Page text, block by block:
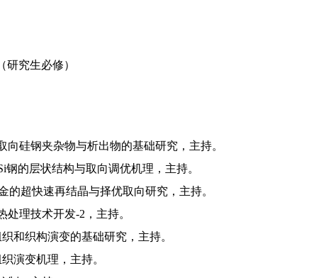
究生必修）
硅钢夹杂物与析出物的基础研究，主持。
的层状结构与取向调优机理，主持。
的超快速再结晶与择优取向研究，主持。
理技术开发-2，主持。
和织构演变的基础研究，主持。
演变机理，主持。